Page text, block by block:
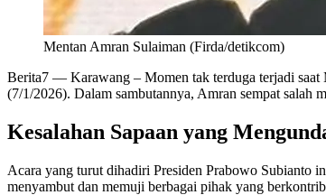
Mentan Amran Sulaiman (Firda/detikcom)
Berita7 — Karawang – Momen tak terduga terjadi saat
(7/1/2026). Dalam sambutannya, Amran sempat
Kesalahan Sapaan yang
Acara yang turut dihadiri Presiden Prabowo Subianto
menyambut dan memuji berbagai pihak yang